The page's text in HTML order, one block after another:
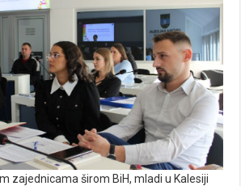
zajednicama širom BiH, mladi u Kalesiji